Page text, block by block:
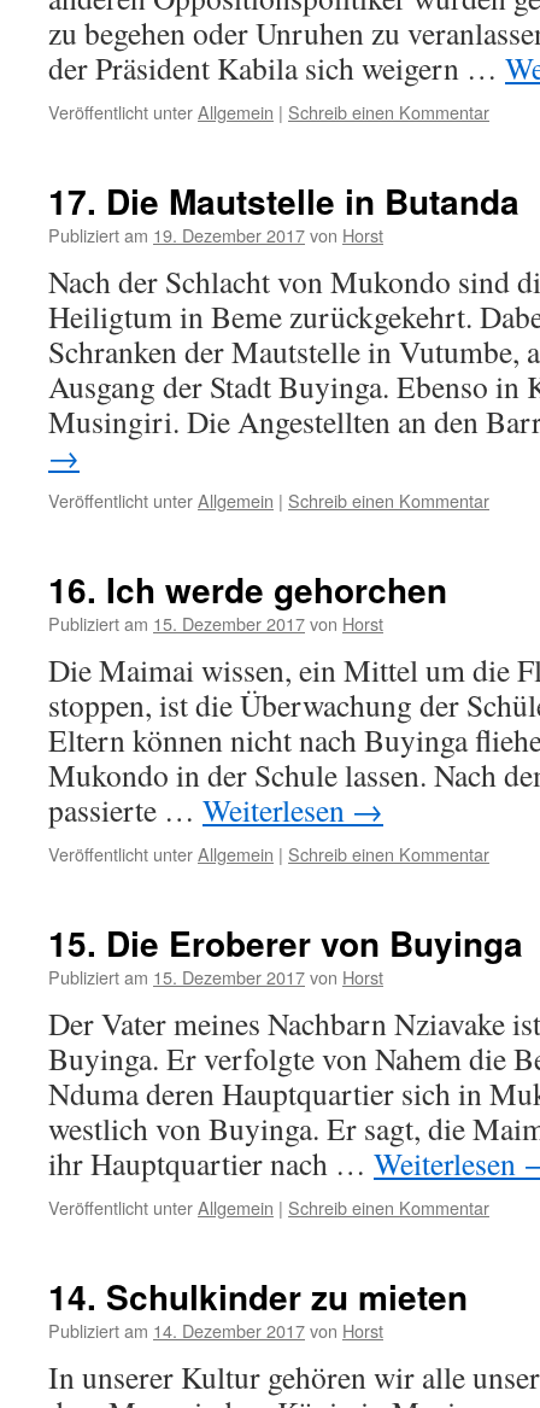
zu begehen oder Unruhen zu
der Präsident Kabila sich weigern …
Veröffentlicht unterAllgemein | Schreib einen Kommentar
17. Die Mautstelle in Butanda
Publiziert am 19. Dezember 2017von Horst
Nach der Schlacht von Mukondo sind
Heiligtum in Beme zurückgekehrt.
Schranken der Mautstelle in Vutumbe,
Ausgang der Stadt Buyinga. Ebenso in
Musingiri. Die Angestellten an den
→
Veröffentlicht unterAllgemein | Schreib einen Kommentar
16. Ich werde gehorchen
Publiziert am 15. Dezember 2017von Horst
Die Maimai wissen, ein Mittel um die
stoppen, ist die Über­wachung der
Eltern können nicht nach Buyinga
Mukondo in der Schule lassen. Nach
passierte … Weiterlesen →
Veröffentlicht unterAllgemein | Schreib einen Kommentar
15. Die Eroberer von Buyinga
Publiziert am 15. Dezember 2017von Horst
Der Vater meines Nachbarn Nziavake
Buyinga. Er verfolgte von Nahem die
Nduma deren Hauptquartier sich in
westlich von Buyinga. Er sagt, die
ihr Hauptquartier nach … Weiterlesen
Veröffentlicht unterAllgemein | Schreib einen Kommentar
14. Schulkinder zu mieten
Publiziert am 14. Dezember 2017von Horst
In unserer Kultur gehören wir alle